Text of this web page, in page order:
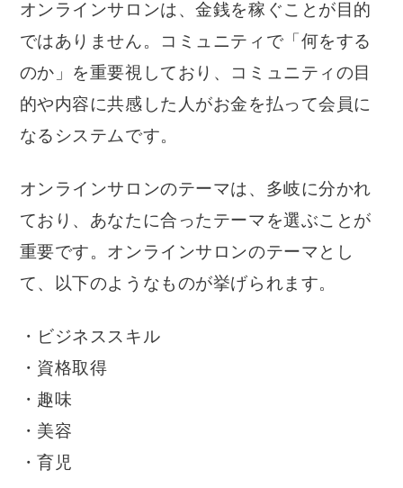
オンラインサロンは、金銭を稼ぐことが目的
ではありません。コミュニティで「何をする
のか」を重要視しており、コミュニティの目
的や内容に共感した人がお金を払って会員に
なるシステムです。
オンラインサロンのテーマは、多岐に分かれ
ており、あなたに合ったテーマを選ぶことが
重要です。オンラインサロンのテーマとし
て、以下のようなものが挙げられます。
・ビジネススキル
・資格取得
・趣味
・美容
・育児